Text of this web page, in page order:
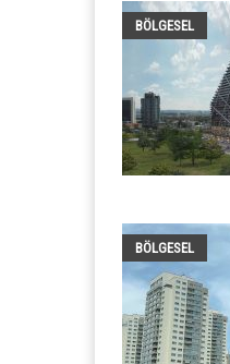
BÖLGESEL
BÖLGESEL